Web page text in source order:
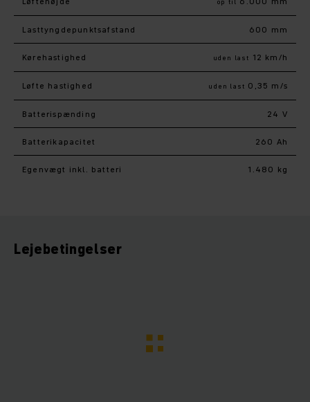
Lasttyngdepunktsafstand 600 mm
Kørehastighed uden last 12 km/h
Løfte hastighed uden last 0,35 m/s
Batterispænding 24 V
Batterikapacitet 260 Ah
Egenvægt inkl. batteri 1.480 kg
Lejebetingelser